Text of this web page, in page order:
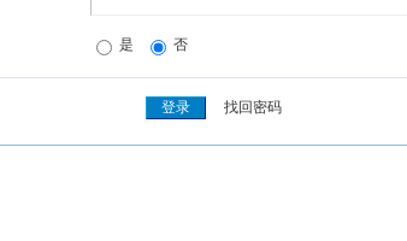
是 否
找回密码